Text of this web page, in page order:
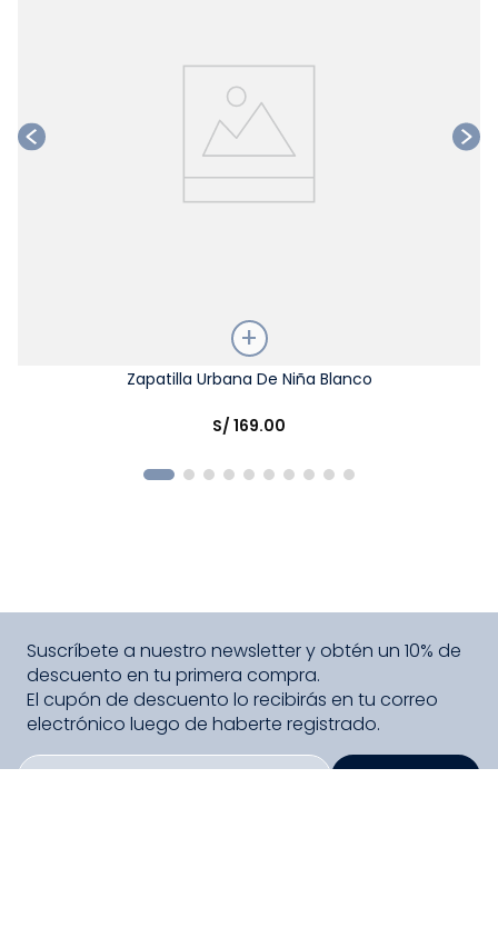
Zapatilla Urbana De Niña Blanco
S/169.00
Suscríbete a nuestro newsletter y obtén un 10% de
descuento en tu primera compra.
El cupón de descuento lo recibirás en tu correo
electrónico luego de haberte registrado.
SUSCRIBIRME